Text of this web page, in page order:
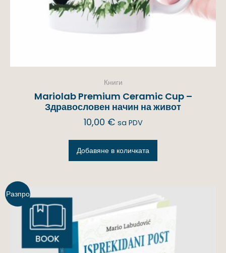
Книги
Mariolab Premium Ceramic Cup –
Здравословен начин на живот
10,00 € sa PDV
Добавяне в количката
Разпро